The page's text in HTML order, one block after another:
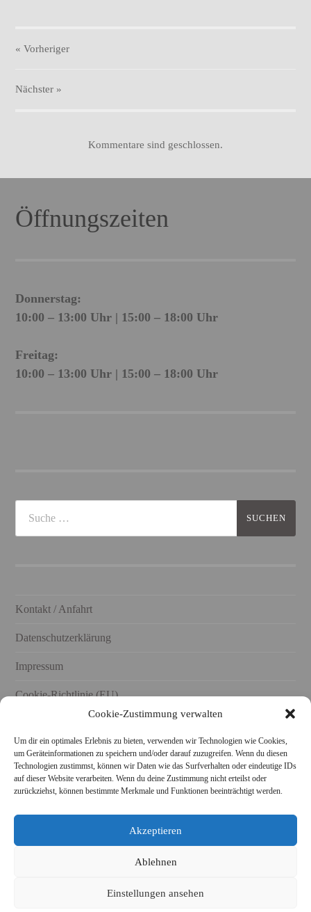
Cookie-Zustimmung verwalten
Um dir ein optimales Erlebnis zu bieten, verwenden wir Technologien wie Cookies,
um Geräteinformationen zu speichern und/oder darauf zuzugreifen. Wenn du diesen
Technologien zustimmst, können wir Daten wie das Surfverhalten oder eindeutige IDs
auf dieser Website verarbeiten. Wenn du deine Zustimmung nicht erteilst oder
zurückziehst, können bestimmte Merkmale und Funktionen beeinträchtigt werden.
Akzeptieren
Ablehnen
Einstellungen ansehen
« Vorheriger
Nächster »
Kommentare sind geschlossen.
Öffnungszeiten
Donnerstag:
10:00 – 13:00 Uhr | 15:00 – 18:00 Uhr
Freitag:
10:00 – 13:00 Uhr | 15:00 – 18:00 Uhr
Kontakt / Anfahrt
Datenschutzerklärung
Impressum
Cookie-Richtlinie (EU)
STARKE KERAMIK AUCH BEI FACEBOOK UND
INSTAGRAM FOLGEN!